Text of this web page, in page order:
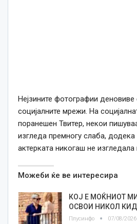
Нејзините фотографии
социјалните мрежи. На
поранешен Твитер, некои
изгледа премногу слаба,
актерката никогаш не
Можеби ќе ве интересира
КОЈ Е МОЌНИОТ
ОСВОИ НИКОЛ
Плусинфо 07/08/2026